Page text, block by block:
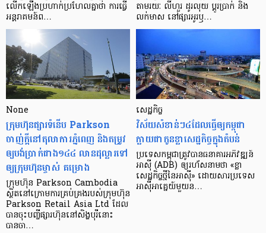
លើក​ឡើង​ប្រហាក់​ប្រហែល​គ្នា​ថា ការ​ធ្វើ​
អន្តរាគមន៍​ព…
តាមរយៈ លីហួរ ដូរ​លុយ ប្តូរ​បា្រក់ និង​
លក់​មាស នៅ​ផ្សារ​អូរ​ឫ…
None
ក្រុមហ៊ុនផ្សារទំនើប Parkson
ចាញ់ក្ដីនៅតុលាការភ្នំពេញ និងតម្រូវ
ឲ្យបង់ប្រាក់ជាង១៤៤ លានដុល្លារទៅ
ឲ្យក្រុមហ៊ុនម្ចាស់ គម្រោង
ក្រុមហ៊ុន Parkson Cambodia
ស្ថិតនៅក្រោមការគ្រប់គ្រងរបស់ក្រុមហ៊ុន
Parkson Retail Asia Ltd ដែល
បានចុះបញ្ចីផ្សារហ៊ុននៅសិង្ហបុរីនោះ
បានចា…
សេដ្ឋកិច្ច​
វិស័យ​សំខាន់ៗ​៤​ដែល​ធ្វើ​ឲ្យ​កម្ពុជា​
ក្លាយ​ជា​កូន​ខ្លា​សេដ្ឋកិច្ច​ក្នុង​តំបន់
ប្រទេស​កម្ពុជា​ត្រូវ​បាន​ធនាគារ​អភិវឌ្ឍន៍​
អាស៊ី (ADB) ឲ្យ​រហ័ស​នាមថា «ខ្លា​
សេដ្ឋកិច្ច​ថ្មី​នៃ​អាស៊ី» ដោយសារ​ប្រទេស​
អាស៊ី​អាគ្នេយ៍​មួយ​ន…